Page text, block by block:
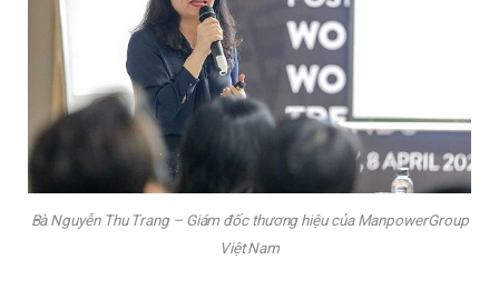
Bà Nguyễn Thu Trang – Giám đốc thương hiệu của ManpowerGroup
Việt Nam